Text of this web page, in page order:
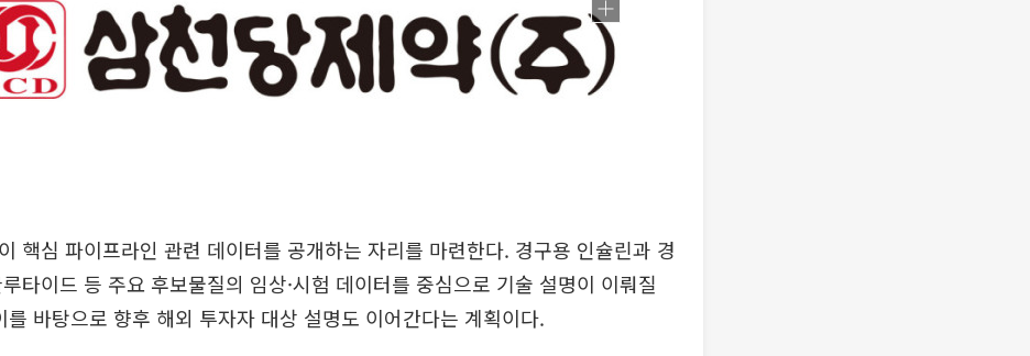
핵심 파이프라인 관련 데이터를 공개하는 자리를 마련한다. 경구용 인슐린과 경
타이드 등 주요 후보물질의 임상·시험 데이터를 중심으로 기술 설명이 이뤄질
를 바탕으로 향후 해외 투자자 대상 설명도 이어간다는 계획이다.